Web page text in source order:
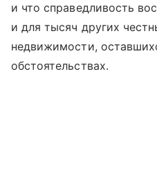
и что справедливость
и для тысяч других
недвижимости,
обстоятельствах.